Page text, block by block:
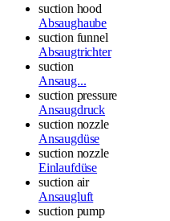
suction hood
Absaughaube
suction funnel
Absaugtrichter
suction
Ansaug...
suction pressure
Ansaugdruck
suction nozzle
Ansaugdüse
suction nozzle
Einlaufdüse
suction air
Ansaugluft
suction pump